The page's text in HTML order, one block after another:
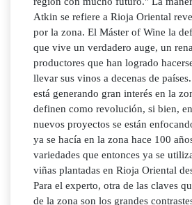
Atkin se refiere a Rioja Oriental
por la zona. El Máster of Wine la
que vive un verdadero auge, un
productores que han logrado
llevar sus vinos a decenas de
está generando gran interés en la
definen como revolución, si bien,
nuevos proyectos se están
ya se hacía en la zona hace 100
variedades que entonces ya se
viñas plantadas en Rioja Oriental
Para el experto, otra de las claves
de la zona son los grandes